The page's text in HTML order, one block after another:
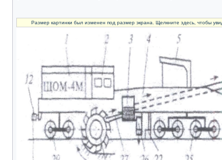
Размер картинки был изменен под размер экрана. Щелкните здесь, чтобы